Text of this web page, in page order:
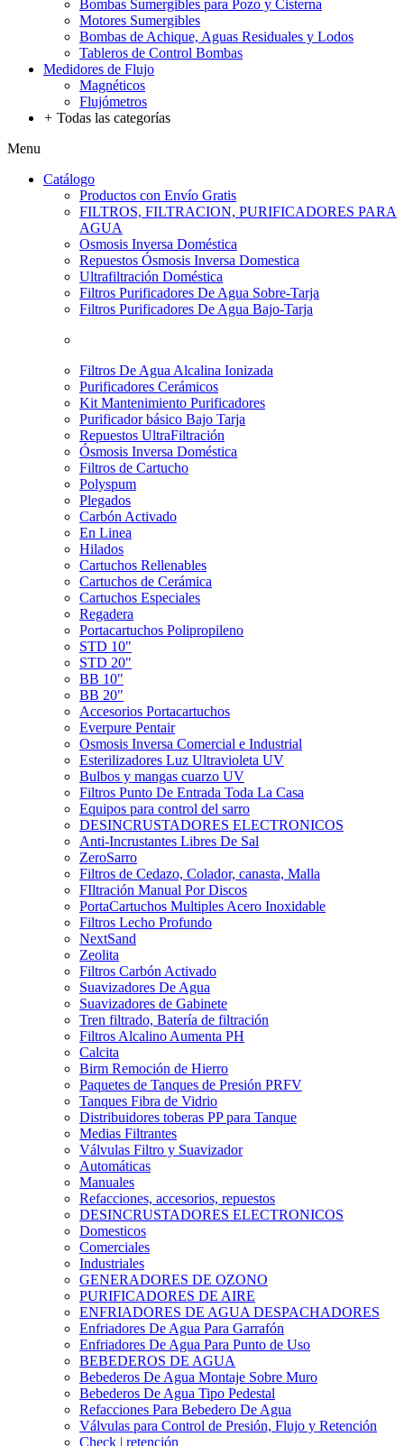
Bombas Sumergibles para Pozo y Cisterna
Motores Sumergibles
Bombas de Achique, Aguas Residuales y Lodos
Tableros de Control Bombas
Medidores de Flujo
Magnéticos
Flujómetros
+ Todas las categorías
Menu
Catálogo
Productos con Envío Gratis
FILTROS, FILTRACION, PURIFICADORES PARA
AGUA
Osmosis Inversa Doméstica
Repuestos Ósmosis Inversa Domestica
Ultrafiltración Doméstica
Filtros Purificadores De Agua Sobre-Tarja
Filtros Purificadores De Agua Bajo-Tarja
Filtros De Agua Alcalina Ionizada
Purificadores Cerámicos
Kit Mantenimiento Purificadores
Purificador básico Bajo Tarja
Repuestos UltraFiltración
Ósmosis Inversa Doméstica
Filtros de Cartucho
Polyspum
Plegados
Carbón Activado
En Linea
Hilados
Cartuchos Rellenables
Cartuchos de Cerámica
Cartuchos Especiales
Regadera
Portacartuchos Polipropileno
STD 10"
STD 20"
BB 10"
BB 20"
Accesorios Portacartuchos
Everpure Pentair
Osmosis Inversa Comercial e Industrial
Esterilizadores Luz Ultravioleta UV
Bulbos y mangas cuarzo UV
Filtros Punto De Entrada Toda La Casa
Equipos para control del sarro
DESINCRUSTADORES ELECTRONICOS
Anti-Incrustantes Libres De Sal
ZeroSarro
Filtros de Cedazo, Colador, canasta, Malla
FIltración Manual Por Discos
PortaCartuchos Multiples Acero Inoxidable
Filtros Lecho Profundo
NextSand
Zeolita
Filtros Carbón Activado
Suavizadores De Agua
Suavizadores de Gabinete
Tren filtrado, Batería de filtración
Filtros Alcalino Aumenta PH
Calcita
Birm Remoción de Hierro
Paquetes de Tanques de Presión PRFV
Tanques Fibra de Vidrio
Distribuidores toberas PP para Tanque
Medias Filtrantes
Válvulas Filtro y Suavizador
Automáticas
Manuales
Refacciones, accesorios, repuestos
DESINCRUSTADORES ELECTRONICOS
Domesticos
Comerciales
Industriales
GENERADORES DE OZONO
PURIFICADORES DE AIRE
ENFRIADORES DE AGUA DESPACHADORES
Enfriadores De Agua Para Garrafón
Enfriadores De Agua Para Punto de Uso
BEBEDEROS DE AGUA
Bebederos De Agua Montaje Sobre Muro
Bebederos De Agua Tipo Pedestal
Refacciones Para Bebedero De Agua
Válvulas para Control de Presión, Flujo y Retención
Check | retención